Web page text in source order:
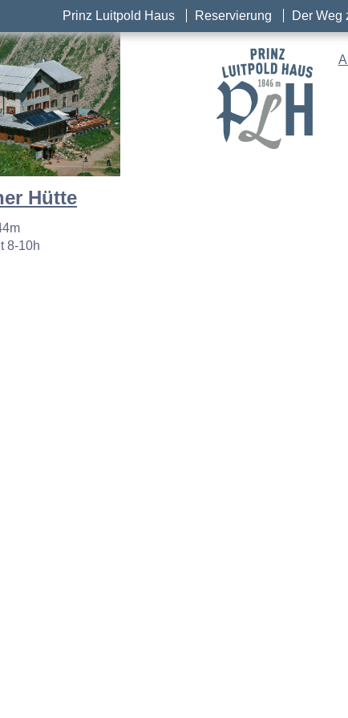
Prinz Luitpold Haus Reservierung Der Weg
Hütte
8-10h